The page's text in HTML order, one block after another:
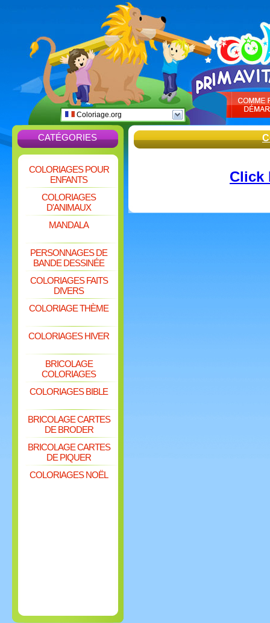
Coloriage.org
CATÉGORIES
COLORIAGES POUR
ENFANTS
COLORIAGES
D'ANIMAUX
MANDALA
PERSONNAGES DE
BANDE DESSINÉE
COLORIAGES FAITS
DIVERS
COLORIAGE THÈME
COLORIAGES HIVER
BRICOLAGE
COLORIAGES
COLORIAGES BIBLE
BRICOLAGE CARTES
DE BRODER
BRICOLAGE CARTES
DE PIQUER
COLORIAGES NOËL
Click